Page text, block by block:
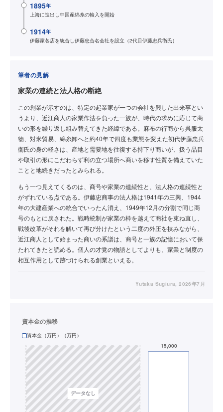
1895年
上海に進出し中国産綿糸の輸入を開始
1914年
伊藤家各店を統合し伊藤忠合名会社を設立（2代目伊藤忠兵衛氏）
筆者の見解
家業の連続と法人格の断絶
この創業が示すのは、特定の起業家が一つの会社を興した出来事とい
うより、近江商人の家業作法を負った一族が、時代の求めに応じて商
いの形を繰り返し組み替えてきた経緯である。麻布の行商から呉服太
物、対米貿易、綿糸卸へと約40年で四度も業態を変えた初代伊藤忠兵
衛氏の身の軽さは、産地と需要地を往復する持下り商いが、扱う品目
や取引の形にこだわらず利の立つ場所へ商いを移す性質を備えていた
ことと地続きだったとみられる。
もう一つ見えてくるのは、商号や家業の連続性と、法人格の連続性と
がずれている点である。伊藤忠商事の法人格は1941年の三興、1944
年の大建産業への統合でいったん消え、1949年12月の分割で同じ商
号のもとに戻された。戦時統制が家業の枠を越えて商社を束ね直し、
戦後改革がそれを解いて再び分けたという二度の外圧を挟みながら、
近江商人として始まった商いの系譜は、商号と一族の記憶において保
たれてきたと読める。個人の才覚の物語としてよりも、家業と制度の
相互作用として跡づけられる創業といえる。
Yutaka Sugiura, 2026年7月
資本金の推移
資本金（万円）（万円）